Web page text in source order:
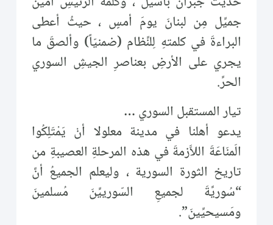
جميِّل مِن لبنانَ يومَ أمسٍ ، حيثُ أعطى
البراءةَ في كلمتهِ لِلنِّظام (ضمنيّاً) وألصقَ ما
يجري على الأرضِ بعناصرِ الجيشِ السوري
الحرِّ.
تيار المستقبل السوري …
يدعو أهلنا في مدينة معلولا أنْ يَمْتَلِكُوا
الَمنَاعَةَ اللاَّزمةَ في هذه المرحلةِ العصيبةِ من
تاريخ الثورة السورية ، وليعلم الجميعُ أنَّ
“سُوريَّةَ لجميعِ السّورييِّنَ مُسلمينَ
ومَسيحيِّينَ”.